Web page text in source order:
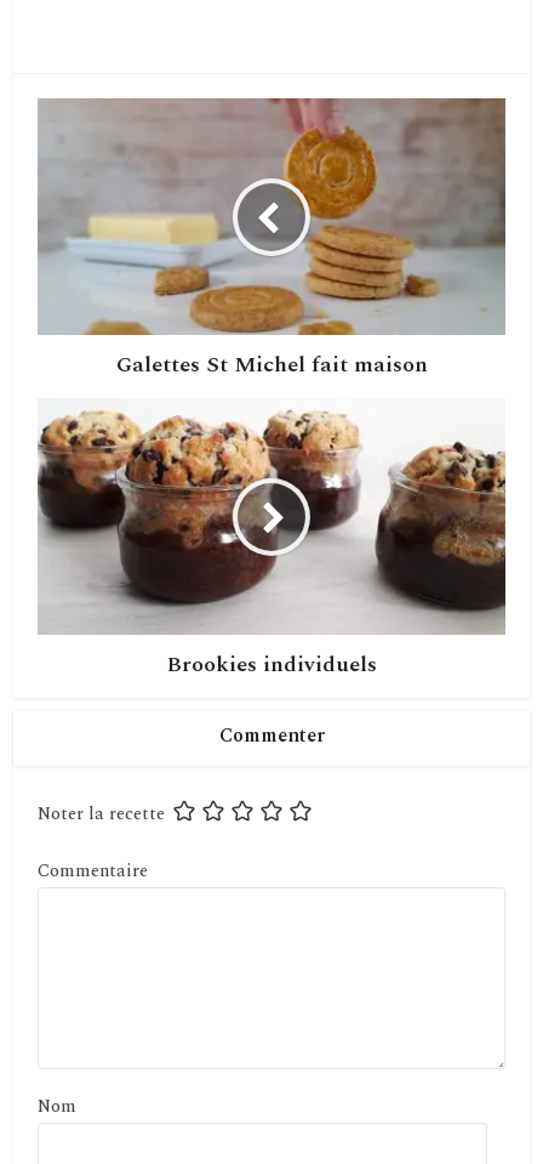
Galettes St Michel fait maison
Brookies individuels
Commenter
Noter la recette
Commentaire
Nom